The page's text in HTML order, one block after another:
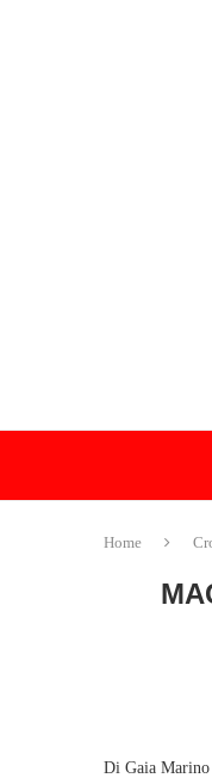
Home
Di Gaia Marino